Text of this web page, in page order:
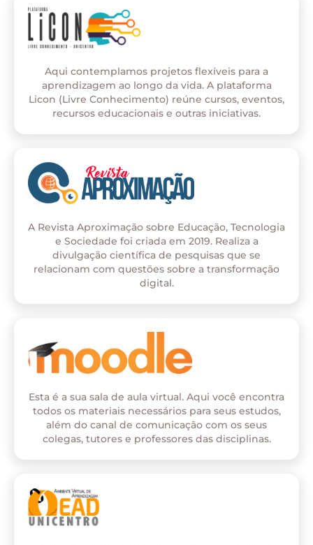
Aqui contemplamos projetos flexíveis para a
aprendizagem ao longo da vida. A plataforma
Licon (Livre Conhecimento) reúne cursos, eventos,
recursos educacionais e outras iniciativas.
A Revista Aproximação sobre Educação, Tecnologia
e Sociedade foi criada em 2019. Realiza a
divulgação científica de pesquisas que se
relacionam com questões sobre a transformação
digital.
Esta é a sua sala de aula virtual. Aqui você encontra
todos os materiais necessários para seus estudos,
além do canal de comunicação com os seus
colegas, tutores e professores das disciplinas.